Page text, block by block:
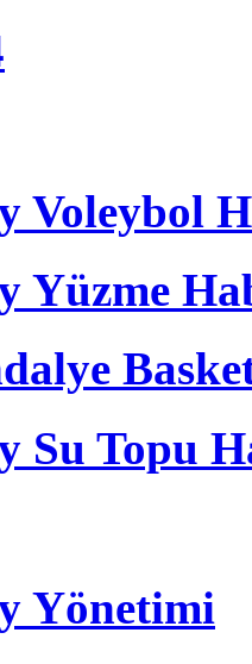
Voleybol
Yüzme
Su Topu
Yönetimi